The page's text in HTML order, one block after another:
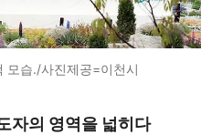
습./사진제공=이천시
의 영역을 넓히다